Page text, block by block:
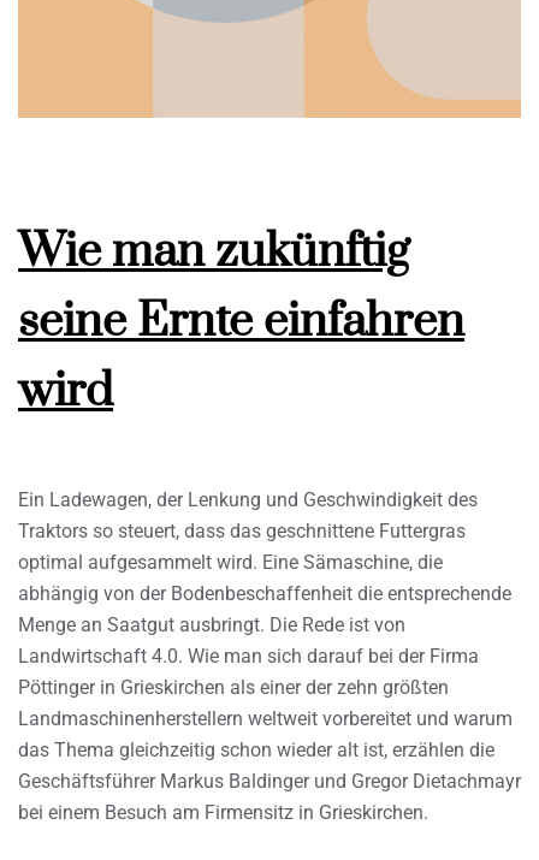
Wie man zukünftig
seine Ernte einfahren
wird
Ein Ladewagen, der Lenkung und Geschwindigkeit des
Traktors so steuert, dass das geschnittene Futtergras
optimal aufgesammelt wird. Eine Sämaschine, die
abhängig von der Bodenbeschaffenheit die entsprechende
Menge an Saatgut ausbringt. Die Rede ist von
Landwirtschaft 4.0. Wie man sich darauf bei der Firma
Pöttinger in Grieskirchen als einer der zehn größten
Landmaschinenherstellern weltweit vorbereitet und warum
das Thema gleichzeitig schon wieder alt ist, erzählen die
Geschäftsführer Markus Baldinger und Gregor Dietachmayr
bei einem Besuch am Firmensitz in Grieskirchen.